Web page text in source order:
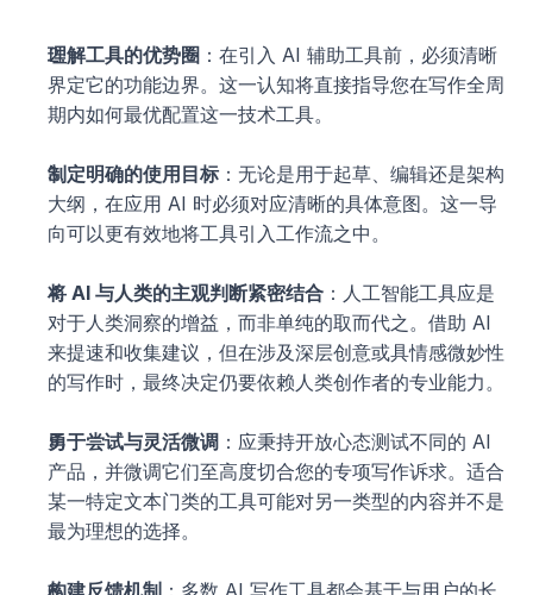
理解工具的优势圈 ：在引入 AI 辅助工具前，必须清晰
界定它的功能边界。这一认知将直接指导您在写作全周
期内如何最优配置这一技术工具。
制定明确的使用目标 ：无论是用于起草、编辑还是架构
大纲，在应用 AI 时必须对应清晰的具体意图。这一导
向可以更有效地将工具引入工作流之中。
将 AI 与人类的主观判断紧密结合 ：人工智能工具应是
对于人类洞察的增益，而非单纯的取而代之。借助 AI
来提速和收集建议，但在涉及深层创意或具情感微妙性
的写作时，最终决定仍要依赖人类创作者的专业能力。
勇于尝试与灵活微调 ：应秉持开放心态测试不同的 AI
产品，并微调它们至高度切合您的专项写作诉求。适合
某一特定文本门类的工具可能对另一类型的内容并不是
最为理想的选择。
构建反馈机制 ：多数 AI 写作工具都会基于与用户的长